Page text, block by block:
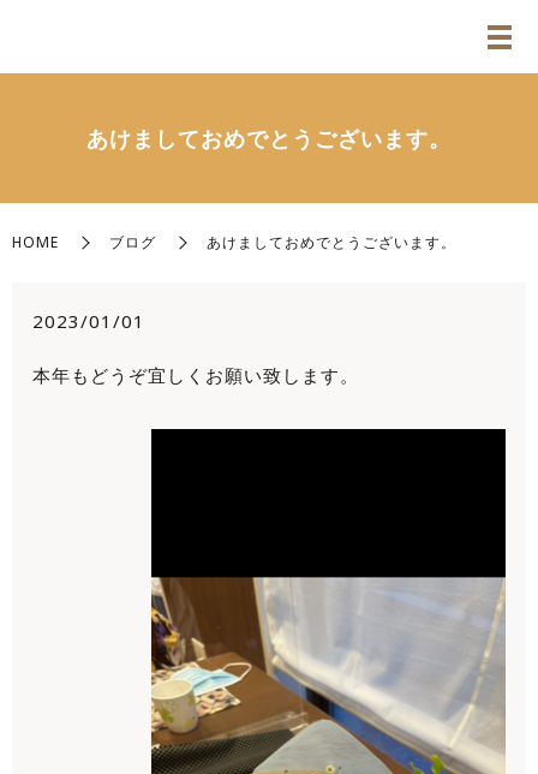
あけましておめでとうございます。
HOME ブログ あけましておめでとうございます。
2023/01/01
本年もどうぞ宜しくお願い致します。